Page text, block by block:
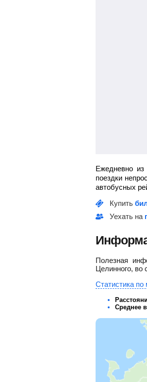
Ежедневно
поездки
автобусных
Купить
Уехать на
Полезная
Целинного, во
Статистика
Среднее